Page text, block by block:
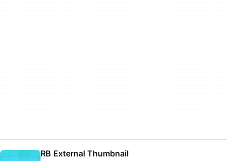
RB External Thumbnail